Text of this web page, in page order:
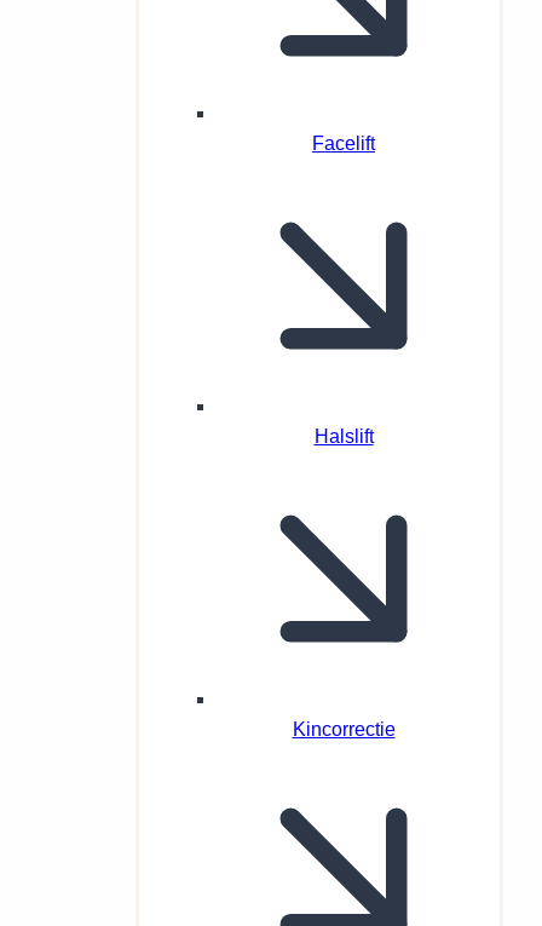
Facelift
Halslift
Kincorrectie